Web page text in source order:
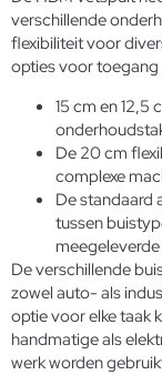
verschillende
flexibiliteit voor
opties voor toegang
15 cm en
De 20 cm
complexe
De standaard
tussen
De verschillende
zowel auto- als
optie voor elke taak
handmatige als
werk worden